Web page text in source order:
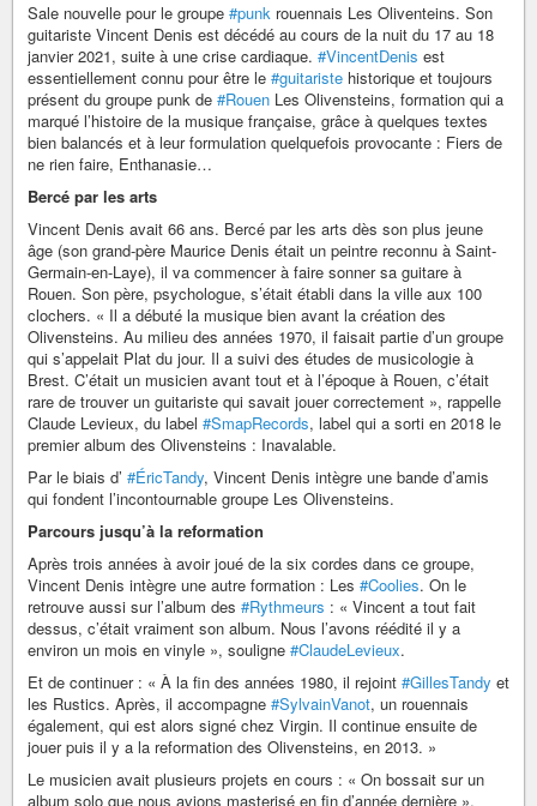
Sale nouvelle pour le groupe #punk rouennais Les Oliventeins. Son
guitariste Vincent Denis est décédé au cours de la nuit du 17 au 18
janvier 2021, suite à une crise cardiaque. #VincentDenis est
essentiellement connu pour être le #guitariste historique et toujours
présent du groupe punk de #Rouen Les Olivensteins, formation qui a
marqué l’histoire de la musique française, grâce à quelques textes
bien balancés et à leur formulation quelquefois provocante : Fiers de
ne rien faire, Enthanasie…
Bercé par les arts
Vincent Denis avait 66 ans. Bercé par les arts dès son plus jeune
âge (son grand-père Maurice Denis était un peintre reconnu à Saint-
Germain-en-Laye), il va commencer à faire sonner sa guitare à
Rouen. Son père, psychologue, s’était établi dans la ville aux 100
clochers. « Il a débuté la musique bien avant la création des
Olivensteins. Au milieu des années 1970, il faisait partie d’un groupe
qui s’appelait Plat du jour. Il a suivi des études de musicologie à
Brest. C’était un musicien avant tout et à l’époque à Rouen, c’était
rare de trouver un guitariste qui savait jouer correctement », rappelle
Claude Levieux, du label #SmapRecords, label qui a sorti en 2018 le
premier album des Olivensteins : Inavalable.
Par le biais d’ #ÉricTandy, Vincent Denis intègre une bande d’amis
qui fondent l’incontournable groupe Les Olivensteins.
Parcours jusqu’à la reformation
Après trois années à avoir joué de la six cordes dans ce groupe,
Vincent Denis intègre une autre formation : Les #Coolies. On le
retrouve aussi sur l’album des #Rythmeurs : « Vincent a tout fait
dessus, c’était vraiment son album. Nous l’avons réédité il y a
environ un mois en vinyle », souligne #ClaudeLevieux.
Et de continuer : « À la fin des années 1980, il rejoint #GillesTandy et
les Rustics. Après, il accompagne #SylvainVanot, un rouennais
également, qui est alors signé chez Virgin. Il continue ensuite de
jouer puis il y a la reformation des Olivensteins, en 2013. »
Le musicien avait plusieurs projets en cours : « On bossait sur un
album solo que nous avions masterisé en fin d’année dernière »,